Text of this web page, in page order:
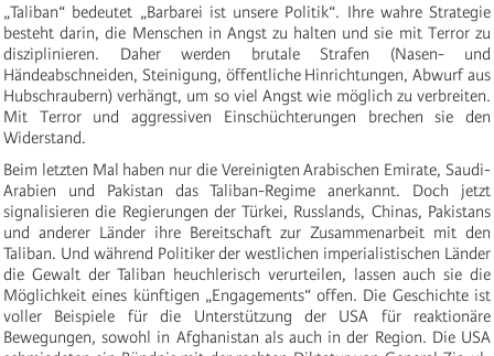
„Taliban“ bedeutet „Barbarei ist unsere Politik“. Ihre wahre Strategie
besteht darin, die Menschen in Angst zu halten und sie mit Terror zu
disziplinieren. Daher werden brutale Strafen (Nasen- und
Händeabschneiden, Steinigung, öffentliche Hinrichtungen, Abwurf aus
Hubschraubern) verhängt, um so viel Angst wie möglich zu verbreiten.
Mit Terror und aggressiven Einschüchterungen brechen sie den
Widerstand.
Beim letzten Mal haben nur die Vereinigten Arabischen Emirate, Saudi-
Arabien und Pakistan das Taliban-Regime anerkannt. Doch jetzt
signalisieren die Regierungen der Türkei, Russlands, Chinas, Pakistans
und anderer Länder ihre Bereitschaft zur Zusammenarbeit mit den
Taliban. Und während Politiker der westlichen imperialistischen Länder
die Gewalt der Taliban heuchlerisch verurteilen, lassen auch sie die
Möglichkeit eines künftigen „Engagements“ offen. Die Geschichte ist
voller Beispiele für die Unterstützung der USA für reaktionäre
Bewegungen, sowohl in Afghanistan als auch in der Region. Die USA